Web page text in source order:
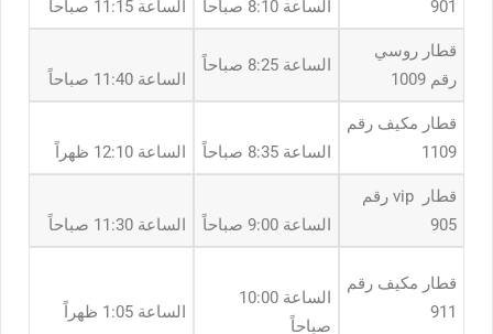
901
الساعة 8:10 صباحاً الساعة 11:15 صباحاً
قطار روسي
رقم 1009
الساعة 8:25 صباحاً
الساعة 11:40 صباحاً
قطار مكيف رقم
1109
الساعة 8:35 صباحاً الساعة 12:10 ظهراً
قطار vip رقم
905
الساعة 9:00 صباحاً الساعة 11:30 صباحاً
قطار مكيف رقم
911
الساعة 10:00
صباحاً
الساعة 1:05 ظهراً